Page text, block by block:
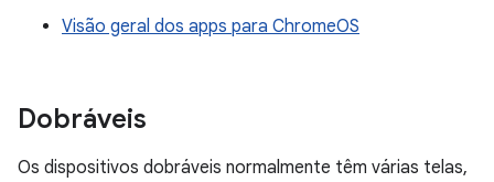
Visão geral dos apps para ChromeOS
Dobráveis
Os dispositivos dobráveis normalmente têm várias telas,